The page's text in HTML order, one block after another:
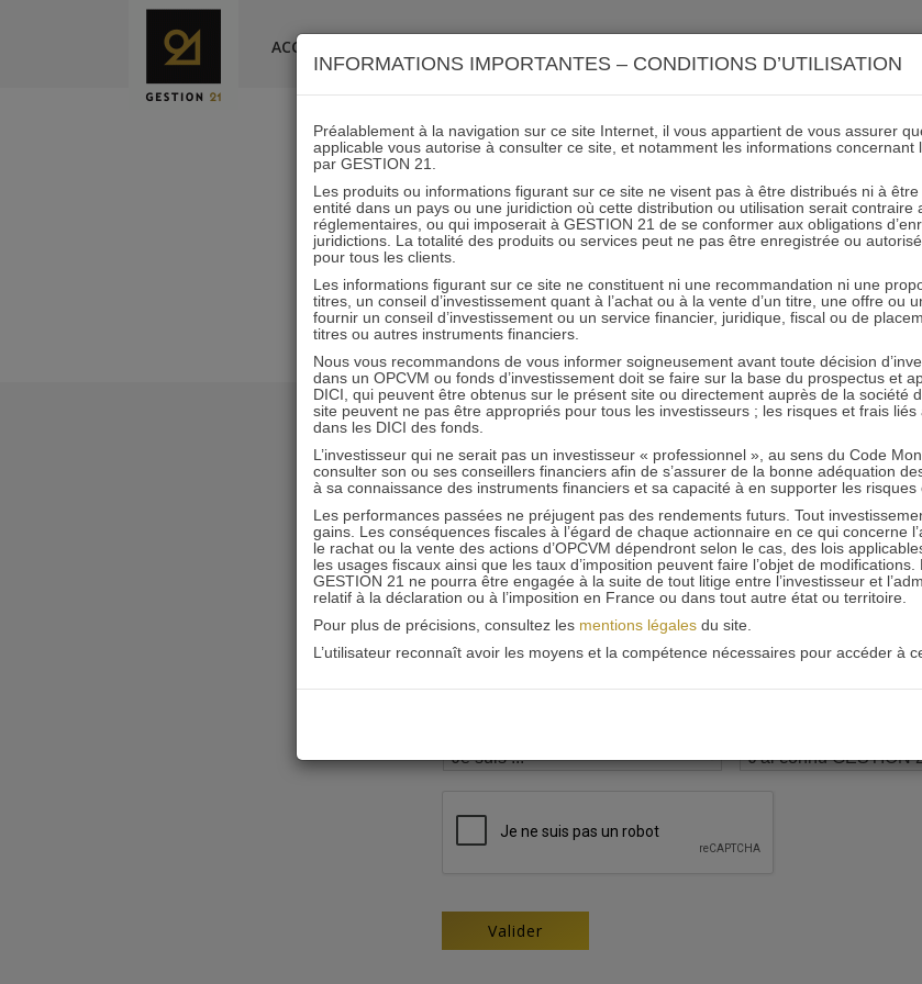
ACCUEIL
URW
05.12.2019 - Partagez l'article sur
RESTER INFORMÉ
Recevoir nos newsletters
INFORMATIONS IMPORTANTES – CONDITIONS D’UTILISATION
Préalablement à la navigation sur ce site Internet, il vous appartient de vous assurer
applicable vous autorise à consulter ce site, et notamment les informations
par GESTION 21.
Les produits ou informations figurant sur ce site ne visent pas à être distribués ni à
entité dans un pays ou une juridiction où cette distribution ou utilisation serait contraire
réglementaires, ou qui imposerait à GESTION 21 de se conformer aux obligations
juridictions. La totalité des produits ou services peut ne pas être enregistrée ou
pour tous les clients.
Les informations figurant sur ce site ne constituent ni une recommandation ni une
titres, un conseil d’investissement quant à l’achat ou à la vente d’un titre, une offre ou
fournir un conseil d’investissement ou un service financier, juridique, fiscal ou de
titres ou autres instruments financiers.
Nous vous recommandons de vous informer soigneusement avant toute décision
dans un OPCVM ou fonds d’investissement doit se faire sur la base du prospectus et
DICI, qui peuvent être obtenus sur le présent site ou directement auprès de la société
site peuvent ne pas être appropriés pour tous les investisseurs ; les risques et frais liés
dans les DICI des fonds.
L’investisseur qui ne serait pas un investisseur « professionnel », au sens du Code
consulter son ou ses conseillers financiers afin de s’assurer de la bonne adéquation
à sa connaissance des instruments financiers et sa capacité à en supporter les risques
Les performances passées ne préjugent pas des rendements futurs. Tout
gains. Les conséquences fiscales à l’égard de chaque actionnaire en ce qui concerne
le rachat ou la vente des actions d’OPCVM dépendront selon le cas, des lois
les usages fiscaux ainsi que les taux d’imposition peuvent faire l’objet de
GESTION 21 ne pourra être engagée à la suite de tout litige entre l’investisseur et
relatif à la déclaration ou à l’imposition en France ou dans tout autre état ou territoire.
Pour plus de précisions, consultez les mentions légalesdu site.
L’utilisateur reconnaît avoir les moyens et la compétence nécessaires pour accéder à